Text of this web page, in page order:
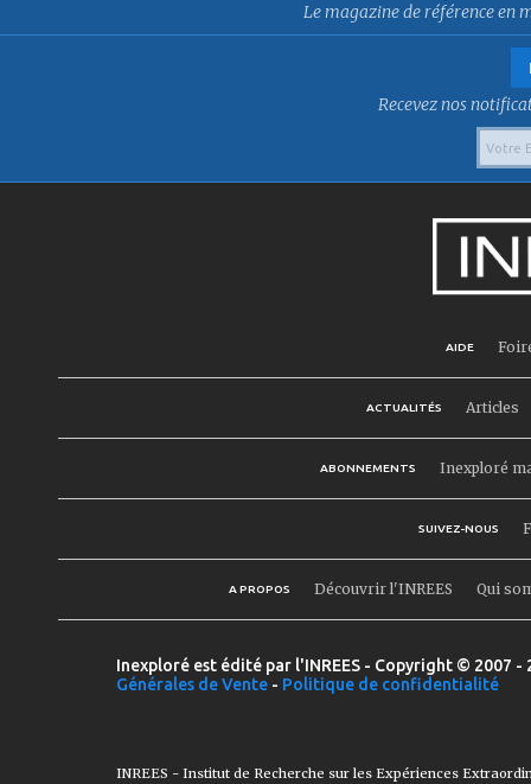
Le magazine de référence en
Recevez nos
AIDE
ACTUALITÉS Articles
ABONNEMENTS Inexploré
SUIVEZ-NOUS
A PROPOS Découvrir l'INREES Qui
Inexploré est édité par l'INREES - Copyright © 2007
Générales de Vente - Politique de confidentialité
INREES - Institut de Recherche sur les Expériences